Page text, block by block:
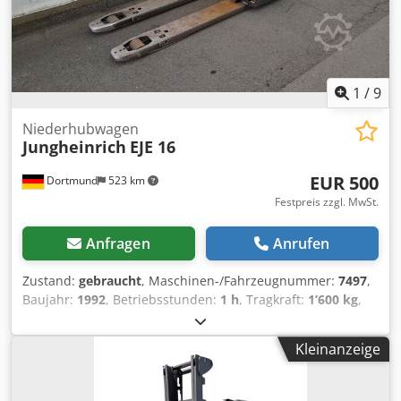
Passendes Gerät nicht gefunden haben, sprechen Sie uns
an. Wir haben noch eine große Auswahl weiterer Geräte
vor Ort. Seitenschieber, 3. Ventil,
1 /9
Dortmund 523 km
Niederhubwagen
Jungheinrich EJE 16
EUR 500
Festpreis zzgl. MwSt.
Anfragen Anrufen
Zustand: gebraucht, Maschinen-/Fahrzeugnummer: 7497,
Baujahr: 1992, Betriebsstunden: 1 h, Tragkraft: 1’600 kg,
, Kraftstofftyp:
Simplex, Bauhöhe:1’340 mm, .: 7497 Gerätedetails:
Baujahr : 1992 Tragkraft : 1600 kg Hubhöhe : 220 mm
Abgelesene Betriebsstd. : 1 h Mastart : Standard Masthöhe
: 910 mm Länge/Breite/Höhe : 1800 / 690 / 1340 mm
Kleinanzeige